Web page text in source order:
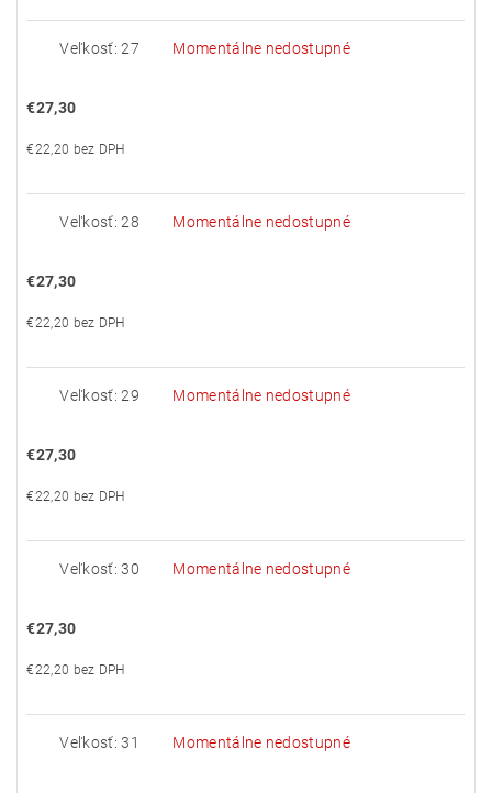
Veľkosť: 27 Momentálne nedostupné
€27,30
€22,20 bez DPH
Veľkosť: 28 Momentálne nedostupné
€27,30
€22,20 bez DPH
Veľkosť: 29 Momentálne nedostupné
€27,30
€22,20 bez DPH
Veľkosť: 30 Momentálne nedostupné
€27,30
€22,20 bez DPH
Veľkosť: 31 Momentálne nedostupné